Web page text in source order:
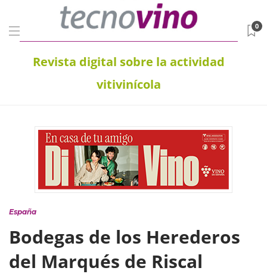
Revista digital sobre la actividad
vitivinícola
0
España
Bodegas de los Herederos
del Marqués de Riscal